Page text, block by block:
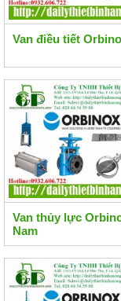
Van điều tiết
Van thủy lực
Nam